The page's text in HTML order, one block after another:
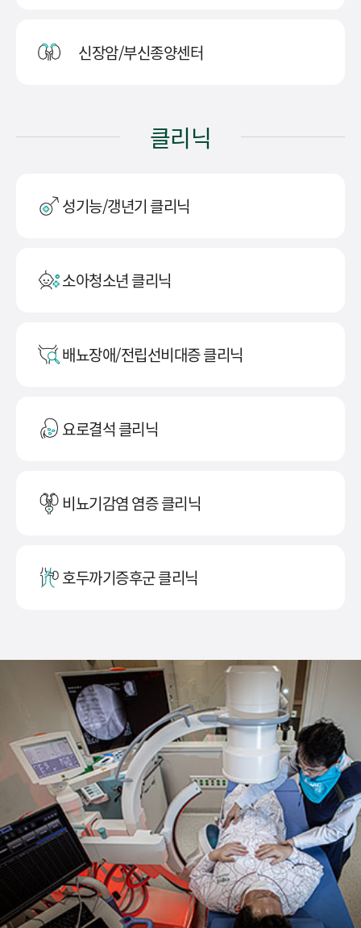
신장암/부신종양센터
클리닉
성기능/갱년기 클리닉
소아청소년 클리닉
배뇨장애/전립선비대증 클리닉
요로결석 클리닉
비뇨기감염 염증 클리닉
호두까기증후군 클리닉